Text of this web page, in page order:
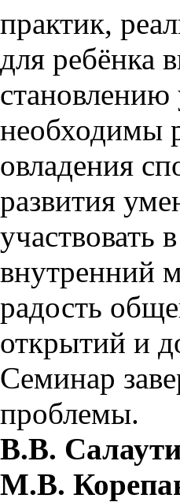
практик,
для ребёнка
необходимы
овладения
развития
участвовать
внутренний
радость
открытий и
Семинар
проблемы.
В.В.
М.В.